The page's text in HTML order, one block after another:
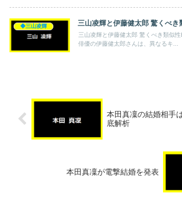
◆三山凌輝 三山凌輝と伊藤健太郎 驚くべき
三山凌輝と伊藤健太郎 驚くべき類似
俳優の伊藤健太郎さんは、異なるキ...
本田真凜の結婚相手
底解析
本田真凜が電撃結婚を発表